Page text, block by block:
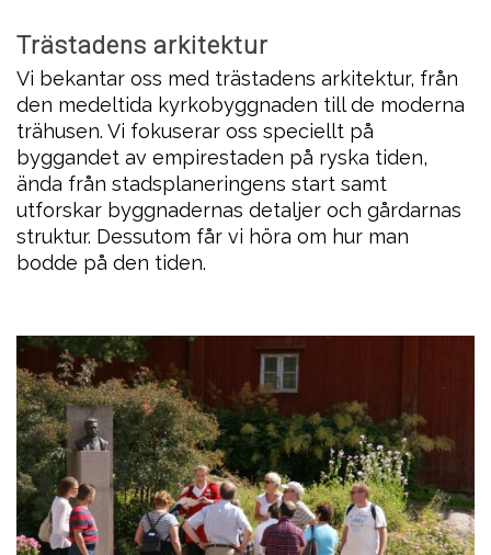
Trästadens arkitektur
Vi bekantar oss med trästadens arkitektur, från
den medeltida kyrkobyggnaden till de moderna
trähusen. Vi fokuserar oss speciellt på
byggandet av empirestaden på ryska tiden,
ända från stadsplaneringens start samt
utforskar byggnadernas detaljer och gårdarnas
struktur. Dessutom får vi höra om hur man
bodde på den tiden.